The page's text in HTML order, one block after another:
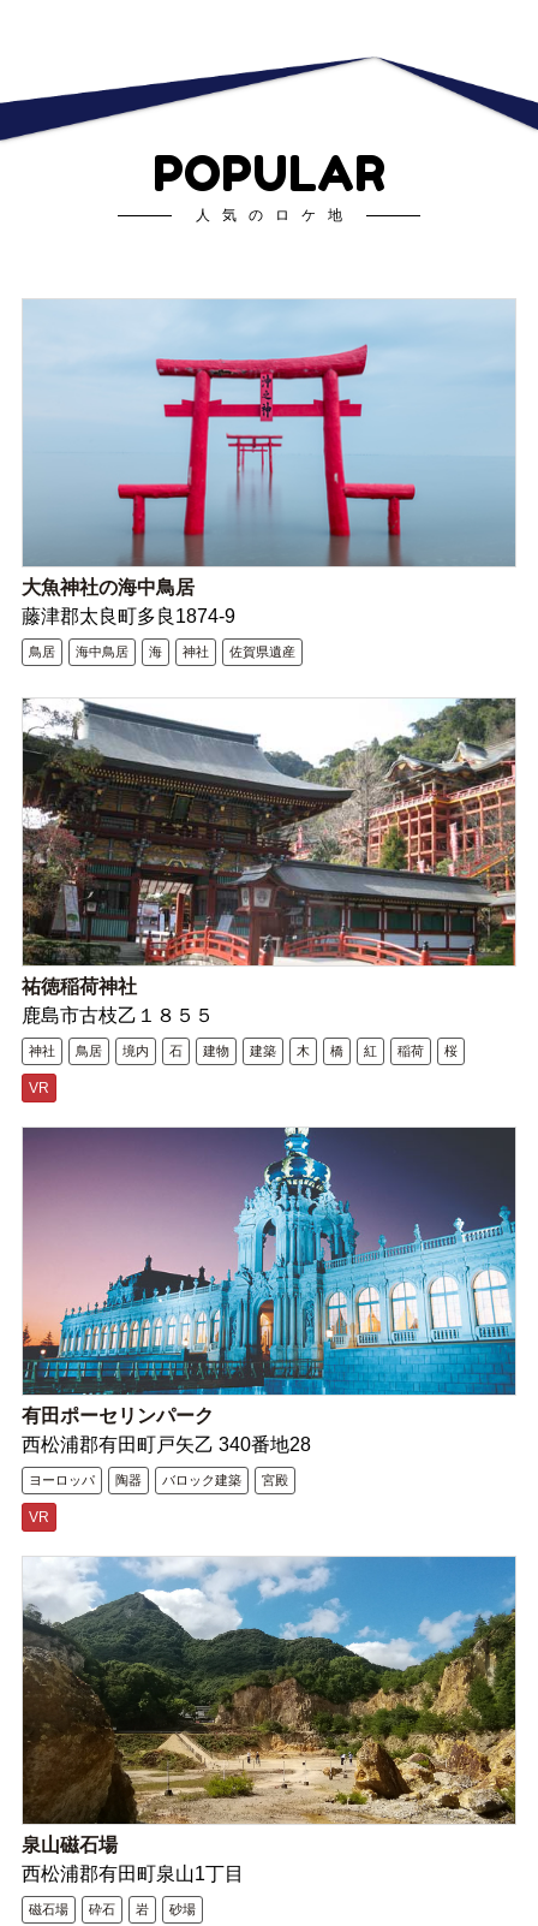
POPULAR
人気のロケ地
大魚神社の海中鳥居
藤津郡太良町多良1874-9
鳥居 海中鳥居 海 神社 佐賀県遺産
祐徳稲荷神社
鹿島市古枝乙１８５５
神社 鳥居 境内 石 建物 建築 木 橋 紅 稲荷 桜
VR
有田ポーセリンパーク
西松浦郡有田町戸矢乙 340番地28
ヨーロッパ 陶器 バロック建築 宮殿
VR
泉山磁石場
西松浦郡有田町泉山1丁目
磁石場 砕石 岩 砂場